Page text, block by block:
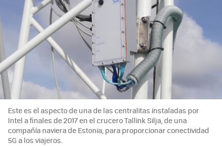
Este es el aspecto de una de las centralitas instaladas por
Intel a finales de 2017 en el crucero Tallink Silja, de una
compañía naviera de Estonia, para proporcionar conectividad
5G a los viajeros.